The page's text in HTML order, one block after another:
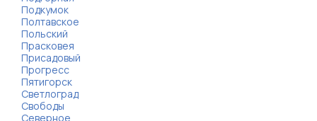
Подкумок
Полтавское
Польский
Прасковея
Присадовый
Прогресс
Пятигорск
Светлоград
Свободы
Северное